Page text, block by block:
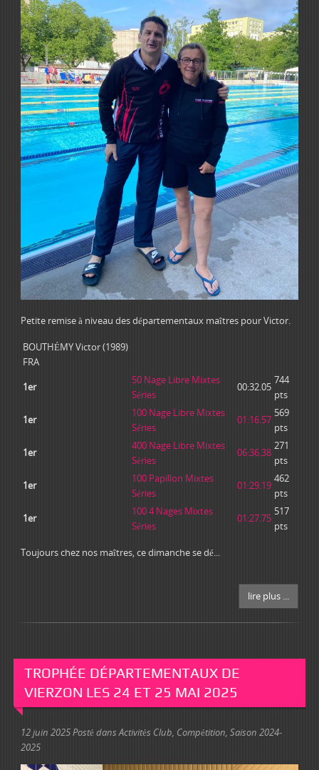
Petite remise à niveau des départementaux maîtres pour Victor.
BOUTHÉMY Victor (1989)
FRA
1er
50 Nage Libre Mixtes
Séries
00:32.05
744
pts
1er
100 Nage Libre Mixtes
Séries
01:16.57
569
pts
1er
400 Nage Libre Mixtes
Séries
06:36.38
271
pts
1er
100 Papillon Mixtes
Séries
01:29.19
462
pts
1er
100 4 Nages Mixtes
Séries
01:27.75
517
pts
Toujours chez nos maîtres, ce dimanche se dé...
lire plus ...
TROPHÉE DÉPARTEMENTAUX DE
VIERZON LES 24 ET 25 MAI 2025
12 juin 2025Posté dansActivités Club, Compétition, Saison 2024-
2025